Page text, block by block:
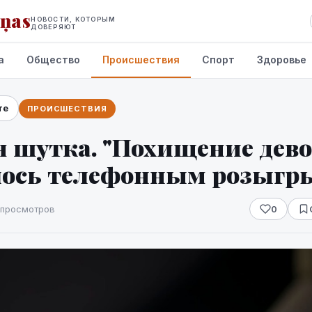
НОВОСТИ, КОТОРЫМ
ДОВЕРЯЮТ
Общество Происшествия Спорт Здоровье
ПРОИСШЕСТВИЯ
шутка. "Похищение
телефонным
0